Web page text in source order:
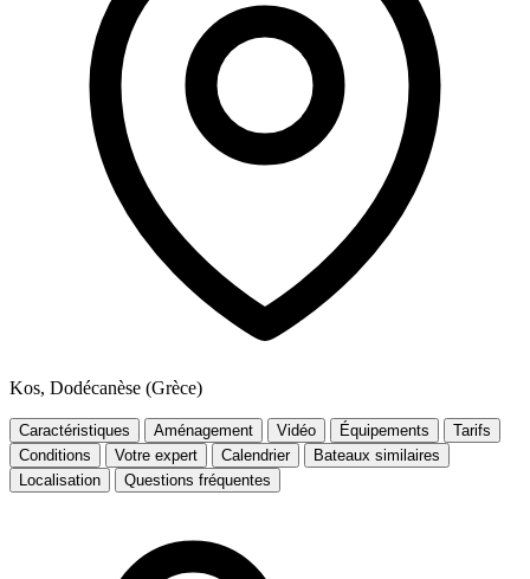
Kos, Dodécanèse (Grèce)
Caractéristiques Aménagement Vidéo Équipements
Tarifs
Conditions
Votre expert Calendrier
Bateaux similaires
Localisation
Questions fréquentes